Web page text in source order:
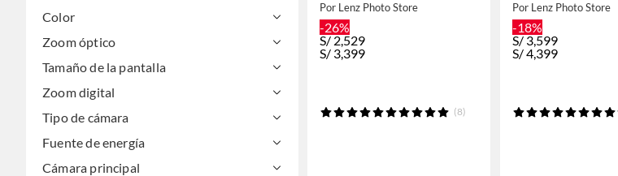
Color
Zoom óptico
Tamaño de la pantalla
Zoom digital
Tipo de cámara
Fuente de energía
Cámara principal
Por Lenz Photo Store
-26%
S/ 2,529
S/ 3,399
(8)
Por Lenz Photo Store
-18%
S/ 3,599
S/4,399